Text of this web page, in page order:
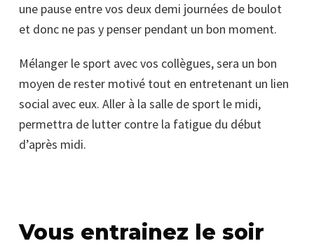
une pause entre vos deux demi journées de boulot
et donc ne pas y penser pendant un bon moment.
Mélanger le sport avec vos collègues, sera un bon
moyen de rester motivé tout en entretenant un lien
social avec eux. Aller à la salle de sport le midi,
permettra de lutter contre la fatigue du début
d’après midi.
Vous entrainez le soir